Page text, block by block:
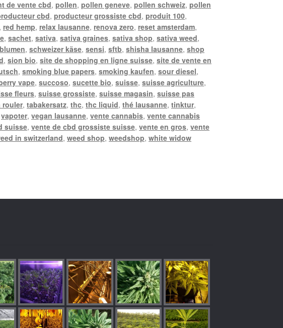
de vente cbd,pollen,pollen geneve,pollen schweiz,pollen
cbd,producteur grossiste cbd,produit 100,
, red hemp, relax lausanne, renova zero, reset amsterdam,
,sachet,sativa,sativa graines,sativa shop,sativa weed,
,schweizer käse,sensi,sftb,shisha lausanne,shop
,sion bio,site de shopping en ligne suisse,site de vente en
,smoking blue papers,smoking kaufen,sour diesel,
vape,succoso,sucette bio,suisse,suisse agriculture,
fleurs,suisse grossiste,suisse magasin,suisse pas
rouler,tabakersatz,thc,thc liquid,thé lausanne,tinktur,
vapoter,vegan lausanne,vente cannabis,vente cannabis
suisse,vente de cbd grossiste suisse,vente en gros,vente
in switzerland,weed shop,weedshop,white widow